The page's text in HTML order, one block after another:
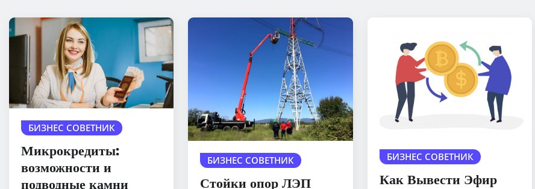
БИЗНЕС СОВЕТНИК
Микрокредиты:
возможности и
подводные камни
БИЗНЕС СОВЕТНИК
Стойки опор ЛЭП
БИЗНЕС СОВЕТНИК
Как Вывести Эфир